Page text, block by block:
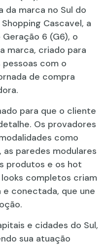
da marca no Sul do
Cascavel, a
6 (G6), o
marca, criado para
com o
de compra
para que o cliente
Os provadores
como
paredes modulares
produtos e os hot
completos criam
e conectada, que une
e cidades do Sul,
sua atuação